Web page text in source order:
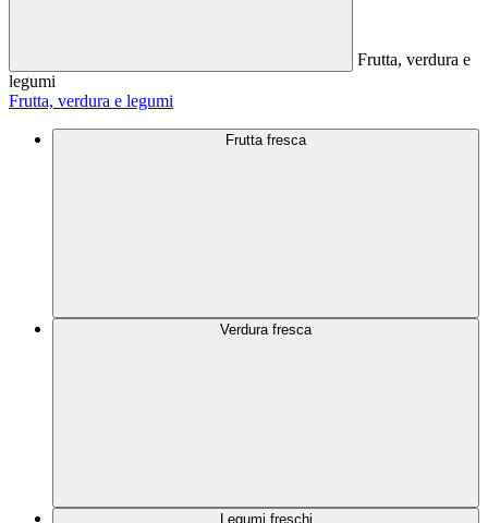
Frutta, verdura e
legumi
Frutta, verdura e legumi
Frutta fresca
Verdura fresca
Legumi freschi